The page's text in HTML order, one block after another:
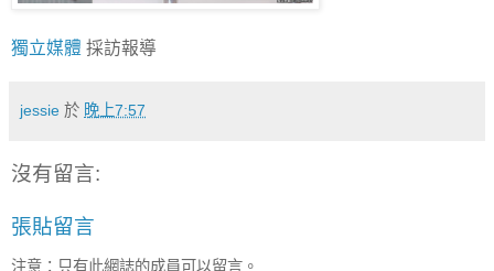
獨立媒體 採訪報導
jessie 於 晚上7:57
沒有留言:
張貼留言
注意：只有此網誌的成員可以留言。